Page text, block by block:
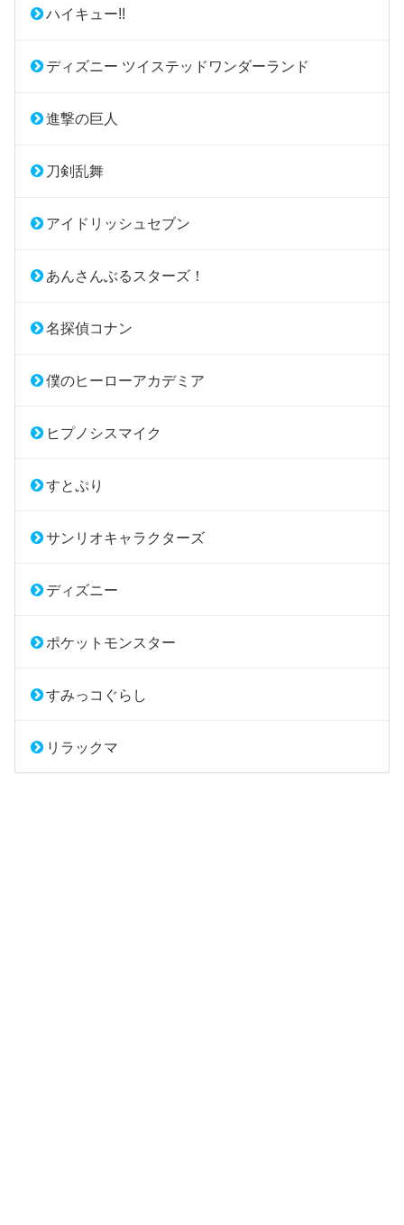
ハイキュー!!
ディズニー ツイステッドワンダーランド
進撃の巨人
刀剣乱舞
アイドリッシュセブン
あんさんぶるスターズ！
名探偵コナン
僕のヒーローアカデミア
ヒプノシスマイク
すとぷり
サンリオキャラクターズ
ディズニー
ポケットモンスター
すみっコぐらし
リラックマ